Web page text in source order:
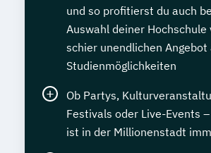
und so profitierst du auch
Auswahl deiner Hochschule
schier unendlichen Angebot
Studienmöglichkeiten
Ob Partys,
Festivals oder Live-Events
ist in der Millionenstadt